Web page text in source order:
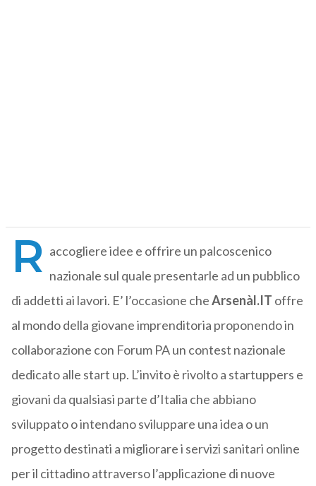
R accogliere idee e offrire un palcoscenico
nazionale sul quale presentarle ad un pubblico
di addetti ai lavori. E’ l’occasione cheArsenàl.IT offre
al mondo della giovane imprenditoria proponendo in
collaborazione con Forum PA un contest nazionale
dedicato alle start up. L’invito è rivolto a startuppers e
giovani da qualsiasi parte d’Italia che abbiano
sviluppato o intendano sviluppare una idea o un
progetto destinati a migliorare i servizi sanitari online
per il cittadino attraverso l’applicazione di nuove